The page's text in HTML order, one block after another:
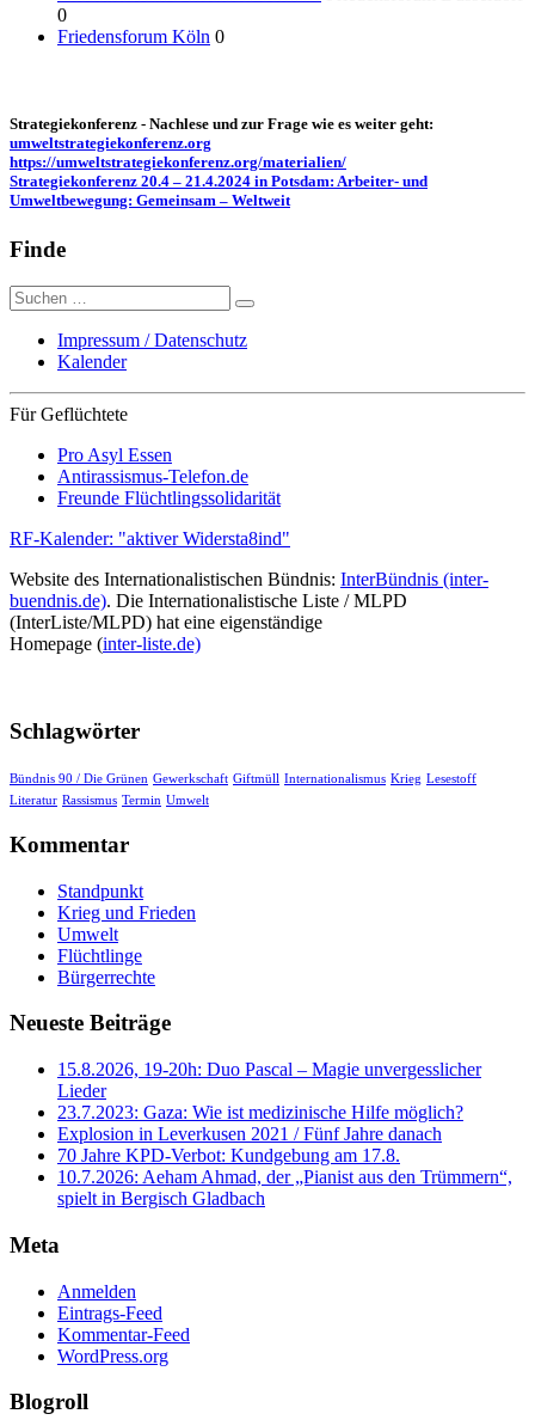
0
Friedensforum Köln 0
Strategiekonferenz - Nachlese und zur Frage wie es weiter geht:
umweltstrategiekonferenz.org
https://umweltstrategiekonferenz.org/materialien/
Strategiekonferenz 20.4 – 21.4.2024 in Potsdam: Arbeiter- und
Umweltbewegung: Gemeinsam – Weltweit
Finde
Suche
nach:
Impressum / Datenschutz
Kalender
Für Geflüchtete
Pro Asyl Essen
Antirassismus-Telefon.de
Freunde Flüchtlingssolidarität
RF-Kalender: "aktiver Widersta8ind"
Website des Internationalistischen Bündnis: InterBündnis (inter-
buendnis.de). Die Internationalistische Liste / MLPD
(InterListe/MLPD) hat eine eigenständige
Homepage (inter-liste.de)
Schlagwörter
Bündnis 90 / Die Grünen Gewerkschaft Giftmüll Internationalismus Krieg Lesestoff
Literatur Rassismus Termin Umwelt
Kommentar
Standpunkt
Krieg und Frieden
Umwelt
Flüchtlinge
Bürgerrechte
Neueste Beiträge
15.8.2026, 19-20h: Duo Pascal – Magie unvergesslicher
Lieder
23.7.2023: Gaza: Wie ist medizinische Hilfe möglich?
Explosion in Leverkusen 2021 / Fünf Jahre danach
70 Jahre KPD‑Verbot: Kundgebung am 17.8.
10.7.2026: Aeham Ahmad, der „Pianist aus den Trümmern“,
spielt in Bergisch Gladbach
Meta
Anmelden
Eintrags-Feed
Kommentar-Feed
WordPress.org
Blogroll